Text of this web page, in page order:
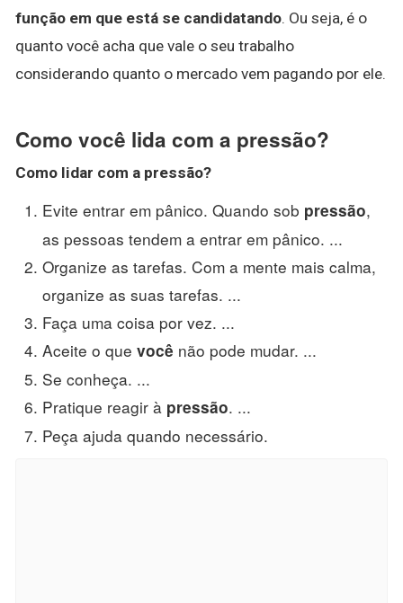
função em que está se candidatando. Ou seja, é o
quanto você acha que vale o seu trabalho
considerando quanto o mercado vem pagando por ele.
Como você lida com a pressão?
Como lidar com a pressão?
Evite entrar em pânico. Quando sob pressão,
as pessoas tendem a entrar em pânico. ...
Organize as tarefas. Com a mente mais calma,
organize as suas tarefas. ...
Faça uma coisa por vez. ...
Aceite o que você não pode mudar. ...
Se conheça. ...
Pratique reagir à pressão. ...
Peça ajuda quando necessário.